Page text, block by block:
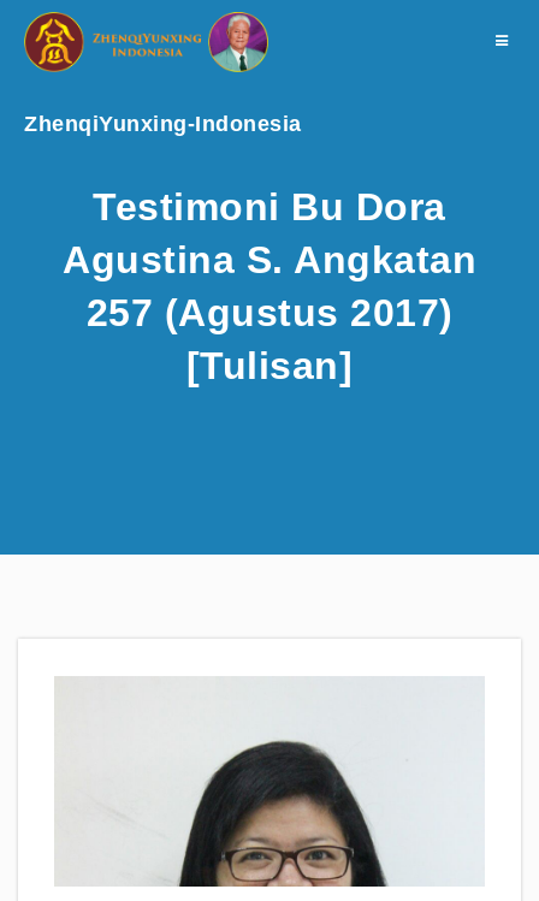
ZhenqiYunxing-Indonesia
Toggle
Testimoni Bu Dora
Agustina S. Angkatan
257 (Agustus 2017)
[Tulisan]